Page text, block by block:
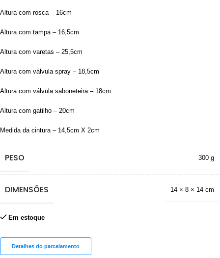
Altura com rosca – 16cm
Altura com tampa – 16,5cm
Altura com varetas – 25,5cm
Altura com válvula spray – 18,5cm
Altura com válvula saboneteira – 18cm
Altura com gatilho – 20cm
Medida da cintura – 14,5cm X 2cm
PESO 300 g
DIMENSÕES 14 × 8 × 14 cm
Em estoque
Detalhes do parcelamento